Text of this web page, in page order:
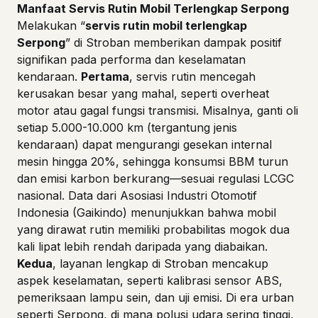
Manfaat Servis Rutin Mobil Terlengkap Serpong
Melakukan “servis rutin mobil terlengkap
Serpong” di Stroban memberikan dampak positif
signifikan pada performa dan keselamatan
kendaraan. Pertama, servis rutin mencegah
kerusakan besar yang mahal, seperti overheat
motor atau gagal fungsi transmisi. Misalnya, ganti oli
setiap 5.000-10.000 km (tergantung jenis
kendaraan) dapat mengurangi gesekan internal
mesin hingga 20%, sehingga konsumsi BBM turun
dan emisi karbon berkurang—sesuai regulasi LCGC
nasional. Data dari Asosiasi Industri Otomotif
Indonesia (Gaikindo) menunjukkan bahwa mobil
yang dirawat rutin memiliki probabilitas mogok dua
kali lipat lebih rendah daripada yang diabaikan.
Kedua, layanan lengkap di Stroban mencakup
aspek keselamatan, seperti kalibrasi sensor ABS,
pemeriksaan lampu sein, dan uji emisi. Di era urban
seperti Serpong, di mana polusi udara sering tinggi,